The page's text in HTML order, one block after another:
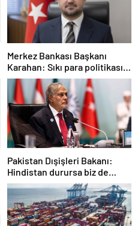
Merkez Bankası Başkanı
Karahan: Sıkı para politikası
duruşumuz sürecek
Pakistan Dışişleri Bakanı:
Hindistan durursa biz de
duracağız